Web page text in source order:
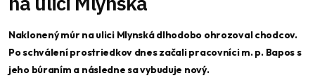
Naklonený múr na ulici Mlynská dlhodobo ohrozoval chodcov.
Po schválení prostriedkov dnes začali pracovníci m. p. Bapos s
jeho búraním a následne sa vybuduje nový.